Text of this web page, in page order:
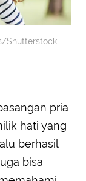
Shutterstock
pria
hati yang
berhasil
bisa